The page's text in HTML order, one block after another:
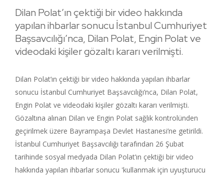
Dilan Polat’ın çektiği bir video hakkında
yapılan ihbarlar sonucu İstanbul Cumhuriyet
Başsavcılığı’nca, Dilan Polat, Engin Polat ve
videodaki kişiler gözaltı kararı verilmişti.
Dilan Polat’ın çektiği bir video hakkında yapılan ihbarlar
sonucu İstanbul Cumhuriyet Başsavcılığı’nca, Dilan Polat,
Engin Polat ve videodaki kişiler gözaltı kararı verilmişti.
Gözaltına alınan Dilan ve Engin Polat sağlık kontrolünden
geçirilmek üzere Bayrampaşa Devlet Hastanesi’ne getirildi.
İstanbul Cumhuriyet Başsavcılığı tarafından 26 Şubat
tarihinde sosyal medyada Dilan Polat’ın çektiği bir video
hakkında yapılan ihbarlar sonucu 'kullanmak için uyuşturucu